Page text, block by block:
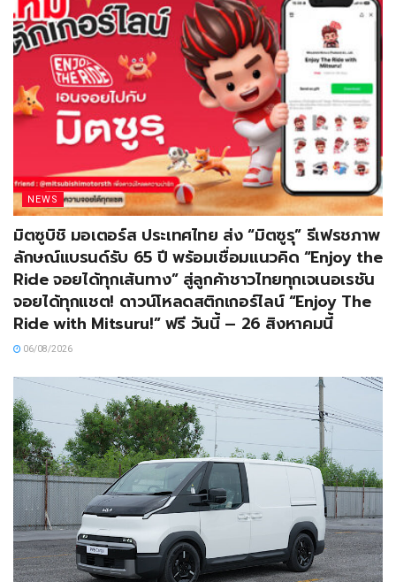
NEWS
มิตซูบิชิ มอเตอร์ส ประเทศไทย ส่ง “มิตซูรุ” รีเฟรชภาพ
ลักษณ์แบรนด์รับ 65 ปี พร้อมเชื่อมแนวคิด “Enjoy the
Ride จอยได้ทุกเส้นทาง” สู่ลูกค้าชาวไทยทุกเจเนอเรชัน
จอยได้ทุกแชต! ดาวน์โหลดสติกเกอร์ไลน์ “Enjoy The
Ride with Mitsuru!” ฟรี วันนี้ – 26 สิงหาคมนี้
06/08/2026